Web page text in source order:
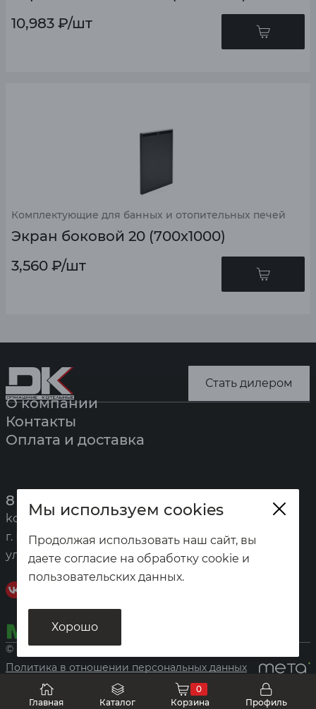
Главная Каталог
0
Корзина
Профиль
10,983 ₽/шт
Комплектующие для банных и отопительных печей
Экран боковой 20 (700х1000)
3,560 ₽/шт
Стать дилером
О компании
Контакты
Оплата и доставка
8 (391) 247-7777
kotel@zota.ru
г. Красноярск,
ул. Калинина, 53а
© «Домашние котельные», 2026
Политика в отношении персональных данных
Мы используем cookies
Продолжая использовать наш сайт, вы
даете согласие на обработку cookie и
пользовательских данных.
Хорошо